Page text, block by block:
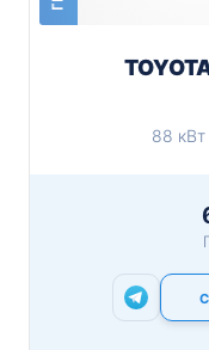
88 кВт